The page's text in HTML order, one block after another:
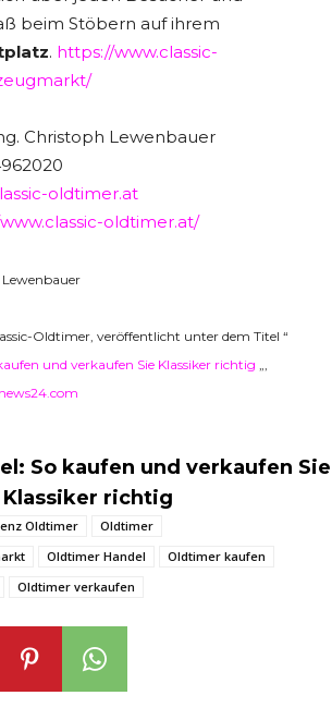
beim Stöbern auf ihrem
. https://www.classic-
Christoph Lewenbauer
oldtimer.at
oldtimer.at/
Oldtimer, veröffentlicht unter dem Titel “
und verkaufen Sie Klassiker richtig „,
So kaufen und verkaufen Sie
Klassiker richtig
Oldtimer
Oldtimer
Oldtimer Handel
Oldtimer kaufen
Oldtimer verkaufen